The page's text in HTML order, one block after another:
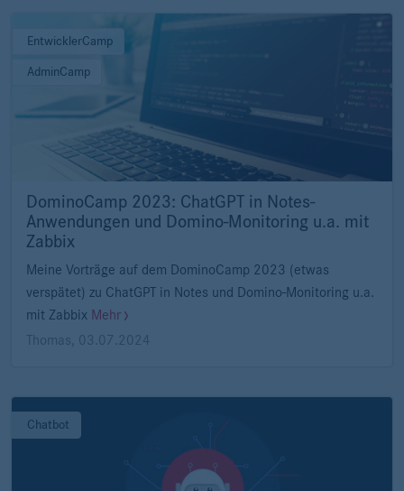
EntwicklerCamp
AdminCamp
DominoCamp 2023: ChatGPT in Notes-
Anwendungen und Domino-Monitoring u.a. mit
Zabbix
Meine Vorträge auf dem DominoCamp 2023 (etwas
verspätet) zu ChatGPT in Notes und Domino-Monitoring u.a.
mit Zabbix Mehr
Thomas, 03.07.2024
Chatbot